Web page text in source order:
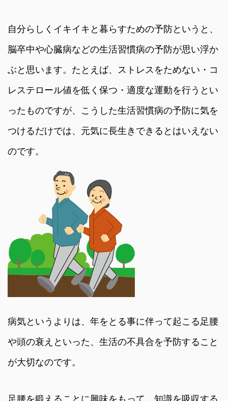
自分らしくイキイキと暮らすための予防というと、
脳卒中や心臓病などの生活習慣病の予防が思い浮か
ぶと思います。たとえば、ストレスをためない・コ
レステロール値を低く保つ・適度な運動を行うとい
ったものですが、こうした生活習慣病の予防に気を
つけるだけでは、元気に長生きできるとはいえない
のです。
病気というよりは、年をとる事に伴って起こる足腰
や頭の衰えといった、生活の不具合を予防すること
が大切なのです。
足腰を鍛えることに興味をもって、知識を吸収する